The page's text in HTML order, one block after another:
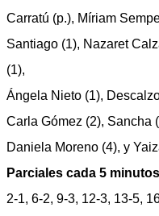
Carratú (p.), Míriam
Santiago (1), Nazaret
(1),
Ángela Nieto (1),
Carla Gómez (2), Sancha
Daniela Moreno (4), y
Parciales cada 5
2-1, 6-2, 9-3, 12-3, 13-5,